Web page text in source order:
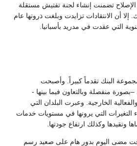
تضمنت إنشاء لجنة تفتيش مستقلة
إلا أن الانتقادات تزايدت وبلغت ذروتها عام
البنك تقدماً كبيراً. وأصبحت
منفصلة وبالتعاون فيما بينها -
الخارجية. وعبرت البلدان التي
التغيرات التي يرونها في مستويات خدمات
وتقيدها وكذلك ارتفاع جودتها.
مضى اليوم بدور هام على صعيد رسم